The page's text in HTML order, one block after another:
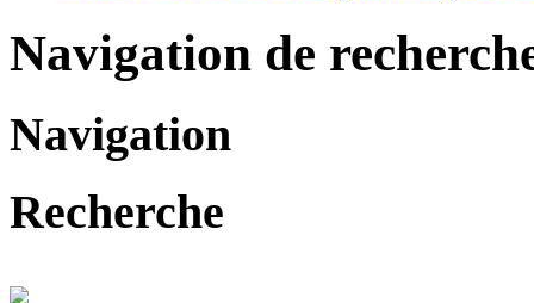
Navigation de
Navigation
Recherche